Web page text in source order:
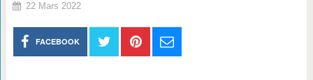
22 Mars 2022
FACEBOOK